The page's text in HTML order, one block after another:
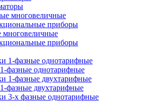
приборы
фазные однотарифные
фазные двухтарифные